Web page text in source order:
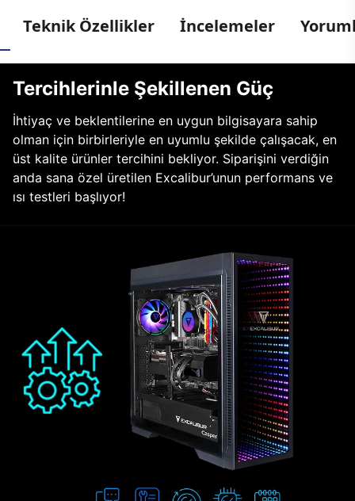
Teknik Özellikler İncelemeler
Tercihlerinle Şekillenen Güç
İhtiyaç ve beklentilerine en uygun bilgisayara sahip
olman için birbirleriyle en uyumlu şekilde çalışacak, en
üst kalite ürünler tercihini bekliyor. Siparişini verdiğin
anda sana özel üretilen Excalibur’unun performans ve
ısı testleri başlıyor!